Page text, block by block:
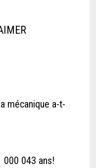
mécanique a-t-
000 043 ans!